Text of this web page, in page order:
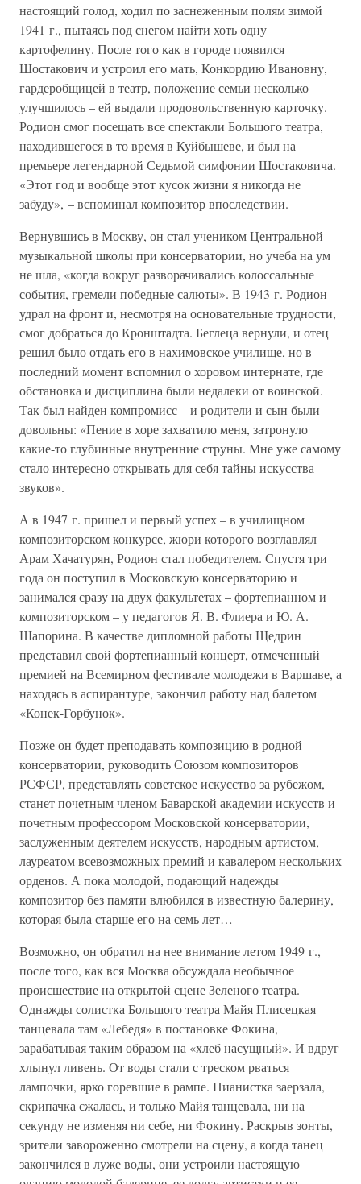
настоящий голод, ходил по заснеженным полям зимой
1941 г., пытаясь под снегом найти хоть одну
картофелину. После того как в городе появился
Шостакович и устроил его мать, Конкордию Ивановну,
гардеробщицей в театр, положение семьи несколько
улучшилось – ей выдали продовольственную карточку.
Родион смог посещать все спектакли Большого театра,
находившегося в то время в Куйбышеве, и был на
премьере легендарной Седьмой симфонии Шостаковича.
«Этот год и вообще этот кусок жизни я никогда не
забуду», – вспоминал композитор впоследствии.
Вернувшись в Москву, он стал учеником Центральной
музыкальной школы при консерватории, но учеба на ум
не шла, «когда вокруг разворачивались колоссальные
события, гремели победные салюты». В 1943 г. Родион
удрал на фронт и, несмотря на основательные трудности,
смог добраться до Кронштадта. Беглеца вернули, и отец
решил было отдать его в нахимовское училище, но в
последний момент вспомнил о хоровом интернате, где
обстановка и дисциплина были недалеки от воинской.
Так был найден компромисс – и родители и сын были
довольны: «Пение в хоре захватило меня, затронуло
какие-то глубинные внутренние струны. Мне уже самому
стало интересно открывать для себя тайны искусства
звуков».
А в 1947 г. пришел и первый успех – в училищном
композиторском конкурсе, жюри которого возглавлял
Арам Хачатурян, Родион стал победителем. Спустя три
года он поступил в Московскую консерваторию и
занимался сразу на двух факультетах – фортепианном и
композиторском – у педагогов Я. В. Флиера и Ю. А.
Шапорина. В качестве дипломной работы Щедрин
представил свой фортепианный концерт, отмеченный
премией на Всемирном фестивале молодежи в Варшаве, а
находясь в аспирантуре, закончил работу над балетом
«Конек-Горбунок».
Позже он будет преподавать композицию в родной
консерватории, руководить Союзом композиторов
РСФСР, представлять советское искусство за рубежом,
станет почетным членом Баварской академии искусств и
почетным профессором Московской консерватории,
заслуженным деятелем искусств, народным артистом,
лауреатом всевозможных премий и кавалером нескольких
орденов. А пока молодой, подающий надежды
композитор без памяти влюбился в известную балерину,
которая была старше его на семь лет…
Возможно, он обратил на нее внимание летом 1949 г.,
после того, как вся Москва обсуждала необычное
происшествие на открытой сцене Зеленого театра.
Однажды солистка Большого театра Майя Плисецкая
танцевала там «Лебедя» в постановке Фокина,
зарабатывая таким образом на «хлеб насущный». И вдруг
хлынул ливень. От воды стали с треском рваться
лампочки, ярко горевшие в рампе. Пианистка заерзала,
скрипачка сжалась, и только Майя танцевала, ни на
секунду не изменяя ни себе, ни Фокину. Раскрыв зонты,
зрители завороженно смотрели на сцену, а когда танец
закончился в луже воды, они устроили настоящую